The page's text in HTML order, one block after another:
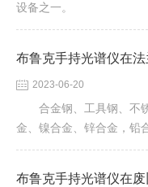
设备之一。
布鲁克手持光谱仪在
2023-06-20
合金钢、工具钢、不
金、镍合金、锌合金，铅
Mg（12）--U（92）范围
布鲁克手持光谱仪在